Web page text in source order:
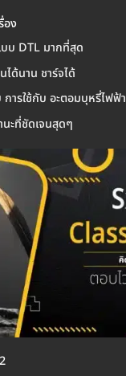
อง
บบ DTL มากที่สุด
ได้นาน ชาร์จได้
ารใช้กับ อะตอมบุหรี่ไฟฟ้า
ะที่ชัดเจนสุดๆ